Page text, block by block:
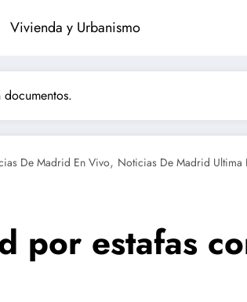
Vivienda y Urbanismo
De Madrid En Vivo, Noticias De Madrid Ultima
por estafas